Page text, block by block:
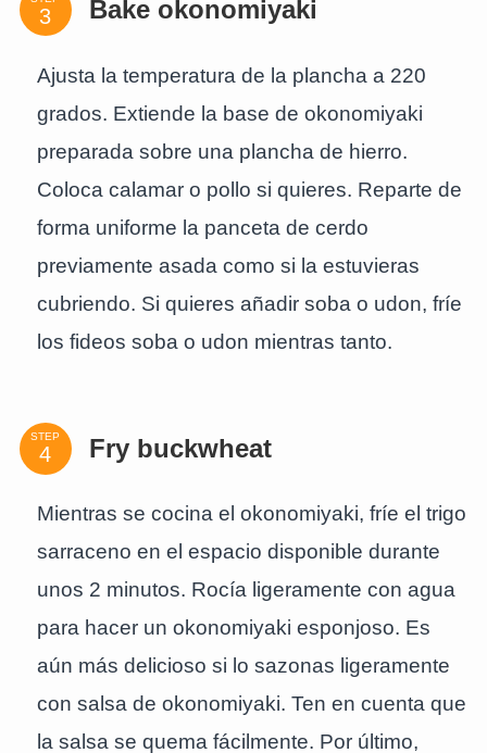
Bake okonomiyaki
Ajusta la temperatura de la plancha a 220
grados. Extiende la base de okonomiyaki
preparada sobre una plancha de hierro.
Coloca calamar o pollo si quieres. Reparte de
forma uniforme la panceta de cerdo
previamente asada como si la estuvieras
cubriendo. Si quieres añadir soba o udon, fríe
los fideos soba o udon mientras tanto.
STEP Fry buckwheat
Mientras se cocina el okonomiyaki, fríe el trigo
sarraceno en el espacio disponible durante
unos 2 minutos. Rocía ligeramente con agua
para hacer un okonomiyaki esponjoso. Es
aún más delicioso si lo sazonas ligeramente
con salsa de okonomiyaki. Ten en cuenta que
la salsa se quema fácilmente. Por último,